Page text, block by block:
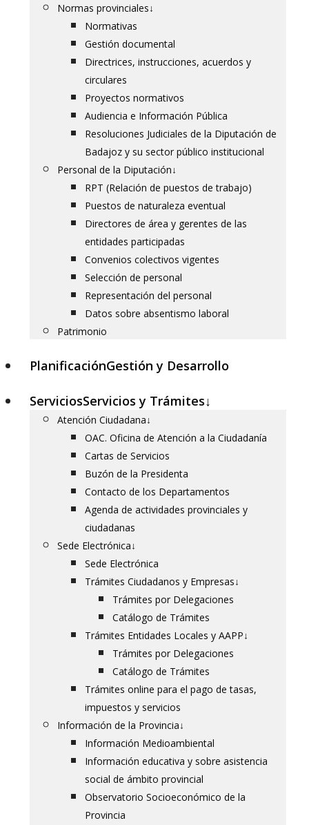
Normas provinciales↓
Normativas
Gestión documental
Directrices, instrucciones, acuerdos y
circulares
Proyectos normativos
Audiencia e Información Pública
Resoluciones Judiciales de la Diputación de
Badajoz y su sector público institucional
Personal de la Diputación↓
RPT (Relación de puestos de trabajo)
Puestos de naturaleza eventual
Directores de área y gerentes de las
entidades participadas
Convenios colectivos vigentes
Selección de personal
Representación del personal
Datos sobre absentismo laboral
Patrimonio
PlanificaciónGestión y Desarrollo
ServiciosServicios y Trámites↓
Atención Ciudadana↓
OAC. Oficina de Atención a la Ciudadanía
Cartas de Servicios
Buzón de la Presidenta
Contacto de los Departamentos
Agenda de actividades provinciales y
ciudadanas
Sede Electrónica↓
Sede Electrónica
Trámites Ciudadanos y Empresas↓
Trámites por Delegaciones
Catálogo de Trámites
Trámites Entidades Locales y AAPP↓
Trámites por Delegaciones
Catálogo de Trámites
Trámites online para el pago de tasas,
impuestos y servicios
Información de la Provincia↓
Información Medioambiental
Información educativa y sobre asistencia
social de ámbito provincial
Observatorio Socioeconómico de la
Provincia